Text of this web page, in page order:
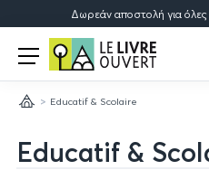
Δωρεάν αποστολή για
Le
Livre
Ouvert
Open
menu
Home Educatif & Scolaire
Educatif &